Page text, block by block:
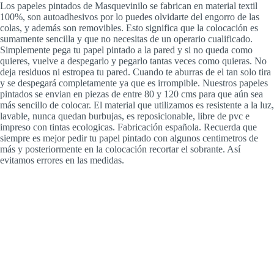
Los papeles pintados de Masquevinilo se fabrican en material textil
100%, son autoadhesivos por lo puedes olvidarte del engorro de las
colas, y además son removibles. Esto significa que la colocación es
sumamente sencilla y que no necesitas de un operario cualificado.
Simplemente pega tu papel pintado a la pared y si no queda como
quieres, vuelve a despegarlo y pegarlo tantas veces como quieras. No
deja residuos ni estropea tu pared. Cuando te aburras de el tan solo tira
y se despegará completamente ya que es irrompible. Nuestros papeles
pintados se envian en piezas de entre 80 y 120 cms para que aún sea
más sencillo de colocar. El material que utilizamos es resistente a la luz,
lavable, nunca quedan burbujas, es reposicionable, libre de pvc e
impreso con tintas ecologicas. Fabricación española. Recuerda que
siempre es mejor pedir tu papel pintado con algunos centimetros de
más y posteriormente en la colocación recortar el sobrante. Así
evitamos errores en las medidas.